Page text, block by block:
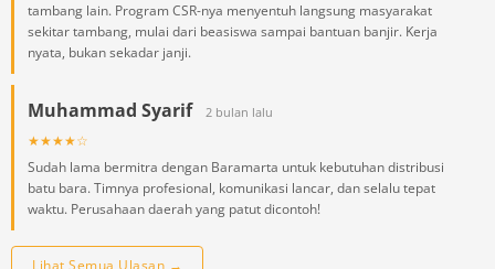
tambang lain. Program CSR-nya menyentuh langsung masyarakat
sekitar tambang, mulai dari beasiswa sampai bantuan banjir. Kerja
nyata, bukan sekadar janji.
Muhammad Syarif 2 bulan lalu
★★★★☆
Sudah lama bermitra dengan Baramarta untuk kebutuhan distribusi
batu bara. Timnya profesional, komunikasi lancar, dan selalu tepat
waktu. Perusahaan daerah yang patut dicontoh!
Lihat Semua Ulasan →